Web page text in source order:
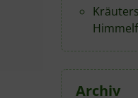
Archiv